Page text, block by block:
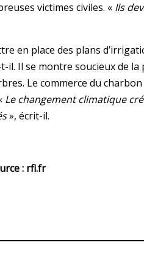
victimes civiles. « Ils
en place des plans
Il se montre soucieux de la
Le commerce du
Le changement climatique
», écrit-il.
: rfi.fr